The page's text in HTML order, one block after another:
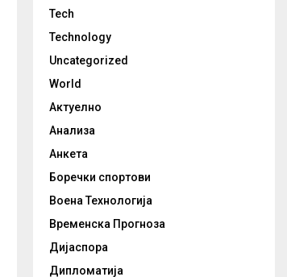
Tech
Technology
Uncategorized
World
Актуелно
Анализа
Анкета
Боречки спортови
Воена Технологија
Временска Прогноза
Дијаспора
Дипломатија